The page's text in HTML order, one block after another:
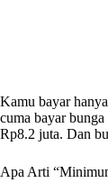
Kamu bayar
cuma bayar
Rp8.2 juta. Dan
Apa Arti